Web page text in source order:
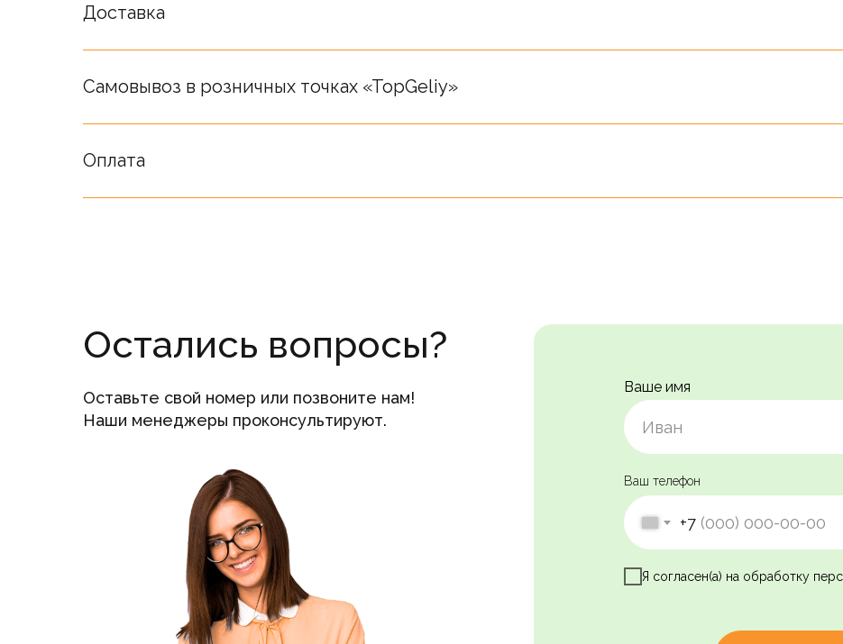
Окончательная стоимость определяется после подтверждения менеджерами компании.
Доставка
Самовывоз в розничных точках «TopGeliy»
Оплата
Остались вопросы?
Оставьте свой номер или позвоните нам!
Наши менеджеры проконсультируют.
Ваше имя
Ваш телефон
+7
Я согласен(а) на обработку